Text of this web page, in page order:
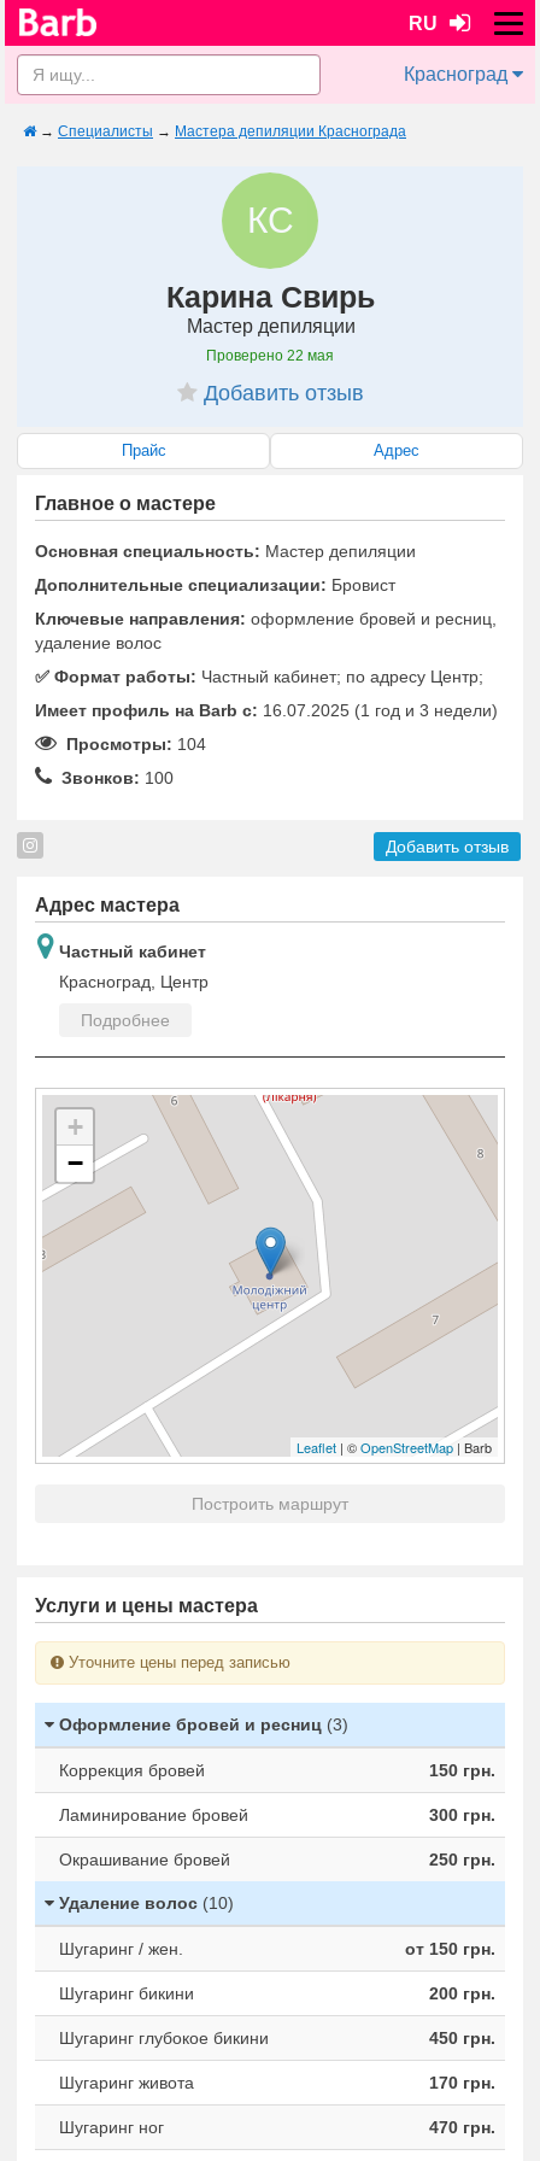
RU
Красноград
→ Специалисты → Мастера депиляции Краснограда
КС
Карина Свирь
Мастер депиляции
Проверено 22 мая
Добавить отзыв
Прайс Адрес
Главное о мастере
Основная специальность: Мастер депиляции
Дополнительные специализации: Бровист
Ключевые направления: оформление бровей и ресниц,
удаление волос
✅️ Формат работы: Частный кабинет; по адресу Центр;
Имеет профиль на Barb c: 16.07.2025 (1 год и 3 недели)
Просмотры: 104
Звонков: 100
Добавить отзыв
Адрес мастера
Частный кабинет
Красноград, Центр
Подробнее
+
−
Leaflet | ©OpenStreetMap | Barb
Построить маршрут
Услуги и цены мастера
Уточните цены перед записью
Оформление бровей и ресниц (3)
Коррекция бровей 150 грн.
Ламинирование бровей 300 грн.
Окрашивание бровей 250 грн.
Удаление волос (10)
Шугаринг / жен. от 150 грн.
Шугаринг бикини 200 грн.
Шугаринг глубокое бикини 450 грн.
Шугаринг живота 170 грн.
Шугаринг ног 470 грн.